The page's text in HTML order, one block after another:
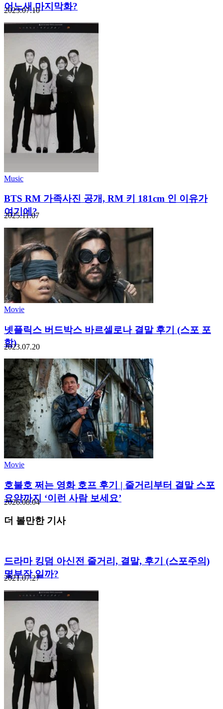
어느새 마지막화?
2023.07.10
Music
BTS RM 가족사진 공개, RM 키 181cm 인 이유가
여기에?
2025.11.07
Movie
넷플릭스 버드박스 바르셀로나 결말 후기 (스포 포
함)
2023.07.20
Movie
호불호 쩌는 영화 호프 후기 | 줄거리부터 결말 스포
요약까지 ‘이런 사람 보세요’
2026.08.04
더 볼만한 기사
드라마 킹덤 아신전 줄거리, 결말, 후기 (스포주의)
몇부작 일까?
2021.07.27